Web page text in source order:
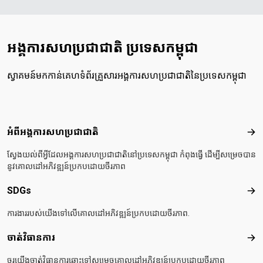
អង្គការសហប្រជាជាតិ ប្រទេសកម្ពុជា
ស្វាគមន៍មកកាន់គេហទំព័រគ្រួសារអង្គការសហប្រជាជាតិនៃប្រទេសកម្ពុជា
Footer menu
អំពីអង្គការសហប្រជាជាតិ អំពី
ស្វែងយល់ពីអ្វីដែលអង្គការសហប្រជាជាតិនៅប្រទេសកម្ពុជា កំពុងធ្វើ ដើម្បីសម្រេចបាន
នូវគោលដៅអភិវឌ្ឍន៍ប្រកបដោយចីរភាព
SDGs
ការងាររបស់យើងទៅលើគោលដៅអភិវឌ្ឍន៍ប្រកបដោយចីរភាព.
ចាត់វិធានការ ចាត់
ចូរយើងចាត់វិធានការឆ្ពោះទៅសម្រេចគោលដៅអភិវឌ្ឍន៍ប្រកបដោយចីរភាព